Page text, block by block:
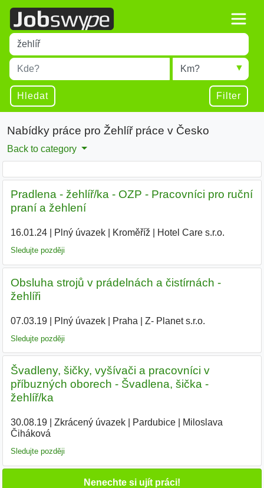
Title
Type 1 or more characters for results.
Místo
Type 1 or more characters for results.
Radius
Hledat Filter
Nabídky práce pro Žehlíř práce v Česko
Back to category
Pradlena - žehlíř/ka - OZP - Pracovníci pro ruční
praní a žehlení
16.01.24| Plný úvazek| Kroměříž Hotel Care s.r.o.
Sledujte později
Obsluha strojů v prádelnách a čistírnách -
žehlíři
07.03.19| Plný úvazek| Praha Z- Planet s.r.o.
Sledujte později
Švadleny, šičky, vyšívači a pracovníci v
příbuzných oborech - Švadlena, šička -
žehlíř/ka
30.08.19| Zkrácený úvazek| Pardubice|
Miloslava
Čiháková
Sledujte později
Nenechte si ujít práci!